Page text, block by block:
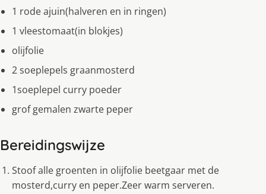
1 rode ajuin(halveren en in ringen)
1 vleestomaat(in blokjes)
olijfolie
2 soeplepels graanmosterd
1soeplepel curry poeder
grof gemalen zwarte peper
Bereidingswijze
Stoof alle groenten in olijfolie beetgaar met de
mosterd,curry en peper.Zeer warm serveren.